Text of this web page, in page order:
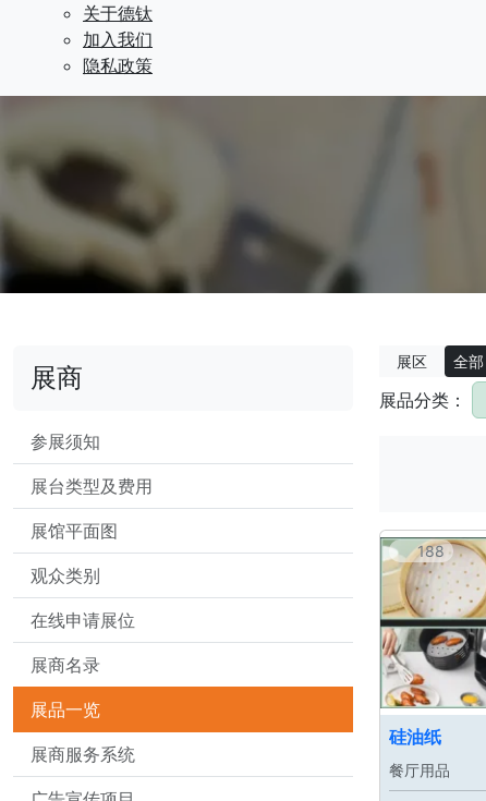
关于德钛
加入我们
隐私政策
展商
参展须知
展台类型及费用
展馆平面图
观众类别
在线申请展位
展商名录
展品一览
展商服务系统
展区 全部
展品分类：
188
硅油纸
餐厅用品